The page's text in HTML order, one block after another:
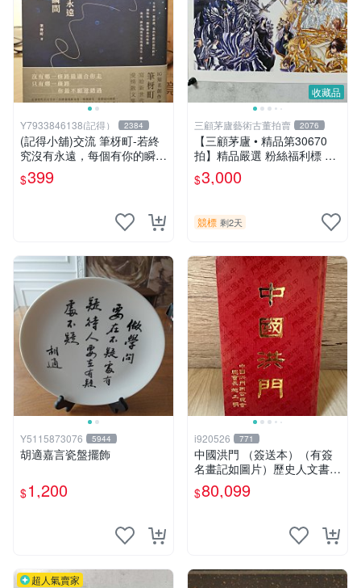
Y7933846138(記得） 2384
(記得小舖)交流 筆枒町-若終
究沒有永遠，每個有你的瞬間
都是多一點【限量作者親簽
版】換張景嵐成語蕎辜莞允等
$399
收藏品
三顧茅廬藝術古董拍賣 2076
【三顧茅廬 • 精品第30670
拍】精品嚴選 粉絲福利標 日
本動漫大師 車田正美簽名照
片《聖鬥士星矢》！ 特惠起
$3,000
競標 剩2天
Y5115873076 5944
胡適嘉言瓷盤擺飾
$1,200
i920526 771
中國洪門 （簽送本）（有簽
名畫記如圖片）歷史人文書籍
早期書 中國洪門聯合總會 二
手書
$80,099
超人氣賣家